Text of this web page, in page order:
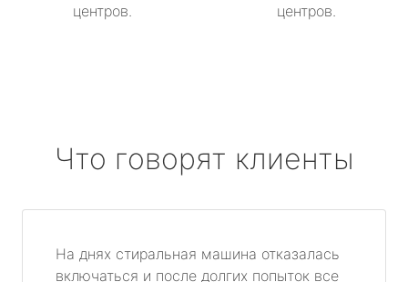
центров.
центров.
Что говорят клиенты
На днях стиральная машина отказалась
включаться и после долгих попыток все